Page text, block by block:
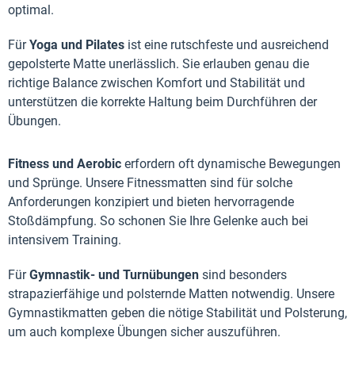
optimal.
FürYoga und Pilates ist eine rutschfeste und ausreichend
gepolsterte Matte unerlässlich. Sie erlauben genau die
richtige Balance zwischen Komfort und Stabilität und
unterstützen die korrekte Haltung beim Durchführen der
Übungen.
Fitness und Aerobic erfordern oft dynamische Bewegungen
und Sprünge. Unsere Fitnessmatten sind für solche
Anforderungen konzipiert und bieten hervorragende
Stoßdämpfung. So schonen Sie Ihre Gelenke auch bei
intensivem Training.
FürGymnastik- und Turnübungen sind besonders
strapazierfähige und polsternde Matten notwendig. Unsere
Gymnastikmatten geben die nötige Stabilität und Polsterung,
um auch komplexe Übungen sicher auszuführen.